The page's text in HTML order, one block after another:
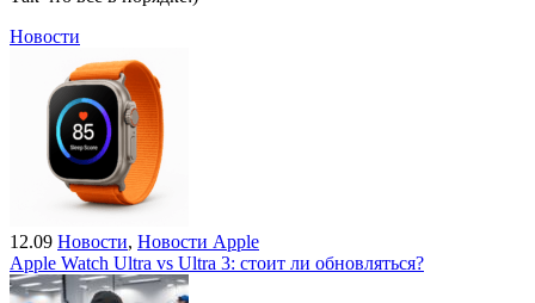
Новости
12.09 Новости, Новости Apple
Apple Watch Ultra vs Ultra 3: стоит ли обновляться?